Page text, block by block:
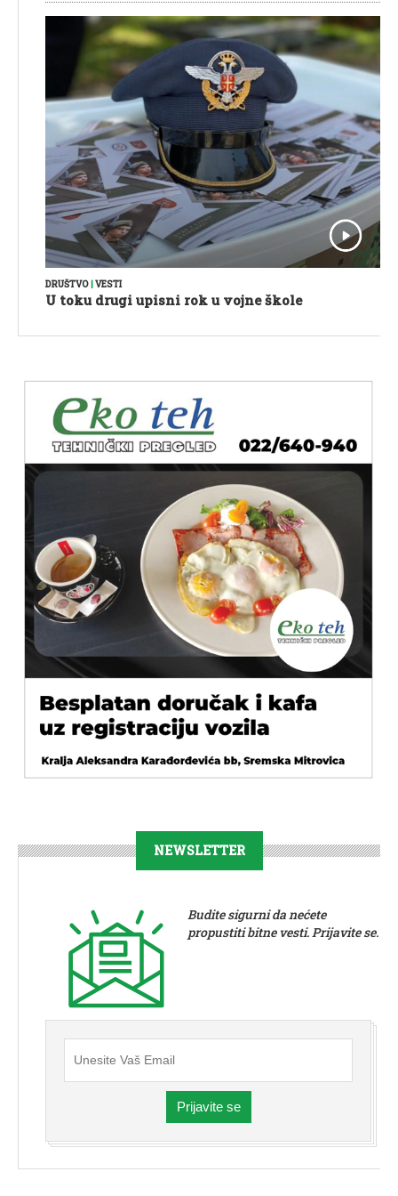
DRUŠTVO VESTI
U toku drugi upisni rok u vojne škole
NEWSLETTER
Budite sigurni da nećete
propustiti bitne vesti. Prijavite se.
Prijavite se